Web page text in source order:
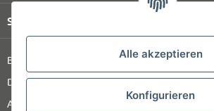
Alle akzeptieren
Konfigurieren
Shop Service
Barrierefreiheitserklärung
Datenschutz
AGB